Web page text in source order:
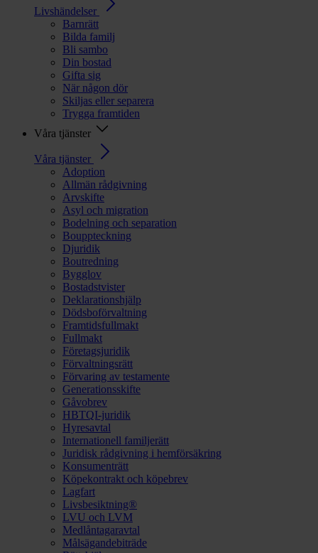
Livshändelser
Barnrätt
Bilda familj
Bli sambo
Din bostad
Gifta sig
När någon dör
Skiljas eller separera
Trygga framtiden
Våra tjänster
Våra tjänster
Adoption
Allmän rådgivning
Arvskifte
Asyl och migration
Bodelning och separation
Bouppteckning
Djuridik
Boutredning
Bygglov
Bostadstvister
Deklarationshjälp
Dödsboförvaltning
Framtidsfullmakt
Fullmakt
Företagsjuridik
Förvaltningsrätt
Förvaring av testamente
Generationsskifte
Gåvobrev
HBTQI-juridik
Hyresavtal
Internationell familjerätt
Juridisk rådgivning i hemförsäkring
Konsumenträtt
Köpekontrakt och köpebrev
Lagfart
Livsbesiktning®
LVU och LVM
Medlåntagaravtal
Målsägandebiträde